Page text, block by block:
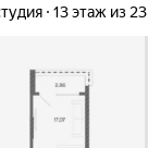
13 этаж из 23